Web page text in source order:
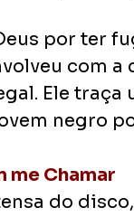
por ter
com
Ele
negro
me Chamar
do